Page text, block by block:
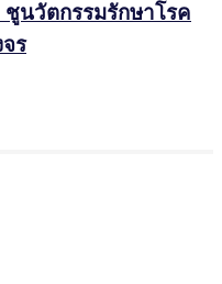
ชูนวัตกรรมรักษาโรค
ร